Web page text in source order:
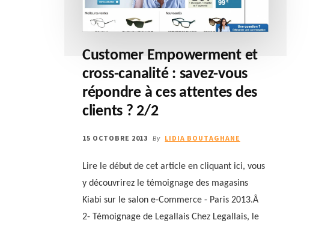
Customer Empowerment et
cross-canalité : savez-vous
répondre à ces attentes des
clients ? 2/2
15 OCTOBRE 2013 By LIDIA BOUTAGHANE
Lire le début de cet article en cliquant ici, vous
y découvrirez le témoignage des magasins
Kiabi sur le salon e-Commerce - Paris 2013.Â
2- Témoignage de Legallais Chez Legallais, le